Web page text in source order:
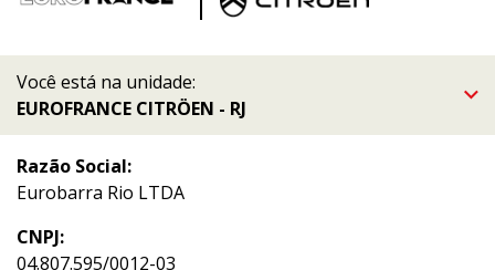
Você está na unidade:
EUROFRANCE CITRÖEN - RJ
Razão Social:
Eurobarra Rio LTDA
CNPJ:
04.807.595/0012-03